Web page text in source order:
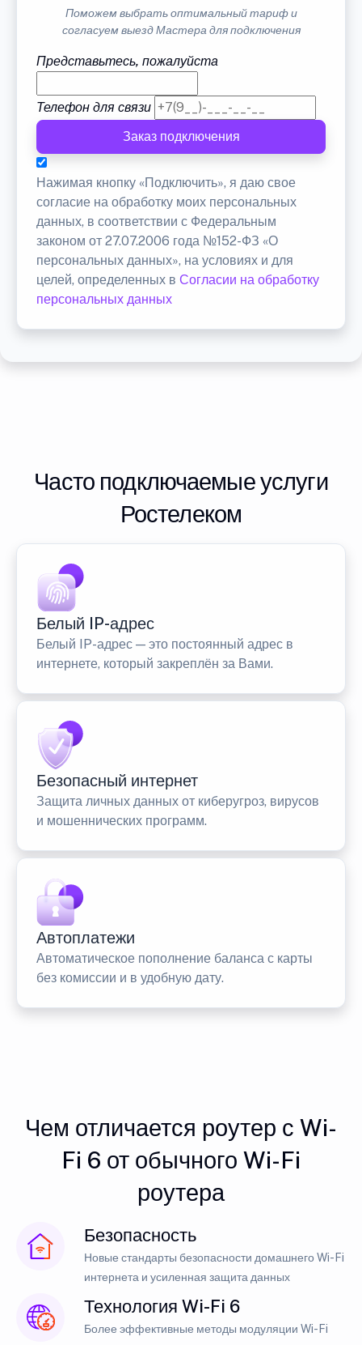
Поможем выбрать оптимальный тариф и
согласуем выезд Мастера для подключения
Представьтесь, пожалуйста
Телефон для связи
Заказ подключения
Нажимая кнопку «Подключить», я даю свое
согласие на обработку моих персональных
данных, в соответствии с Федеральным
законом от 27.07.2006 года №152-ФЗ «О
персональных данных», на условиях и для
целей, определенных в Согласии на обработку
персональных данных
Часто подключаемые услуги
Ростелеком
Белый IP-адрес
Белый IP-адрес — это постоянный адрес в
интернете, который закреплён за Вами.
Безопасный интернет
Защита личных данных от киберугроз, вирусов
и мошеннических программ.
Автоплатежи
Автоматическое пополнение баланса с карты
без комиссии и в удобную дату.
Чем отличается роутер с Wi-
Fi 6 от обычного Wi-Fi
роутера
Безопасность
Новые стандарты безопасности домашнего Wi-Fi
интернета и усиленная защита данных
Технология Wi-Fi 6
Более эффективные методы модуляции Wi-Fi